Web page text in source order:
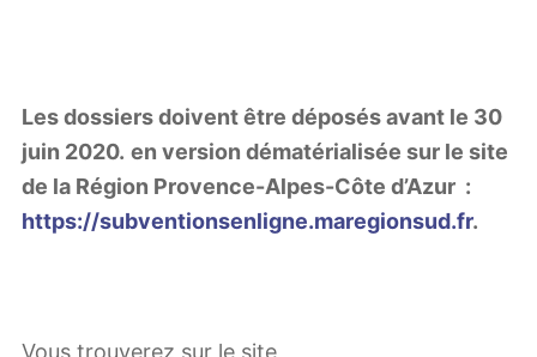
Les dossiers doivent être déposés avant le 30
juin 2020. en version dématérialisée sur le site
de la Région Provence-Alpes-Côte d’Azur :
https://subventionsenligne.maregionsud.fr.
Vous trouverez sur le site